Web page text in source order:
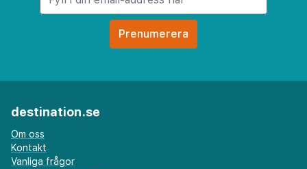
destination.se
Om oss
Kontakt
Vanliga frågor